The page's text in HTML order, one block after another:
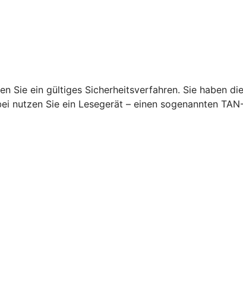
Sie ein gültiges Sicherheitsverfahren. Sie haben
nutzen Sie ein Lesegerät – einen sogenannten